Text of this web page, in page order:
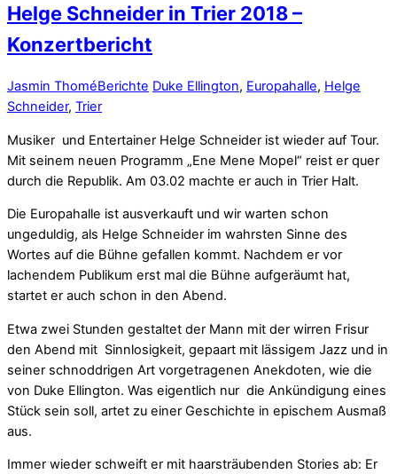
Helge Schneider in Trier 2018 –
Konzertbericht
Jasmin ThoméBerichte Duke Ellington, Europahalle, Helge
Schneider, Trier
Musiker und Entertainer Helge Schneider ist wieder auf Tour.
Mit seinem neuen Programm „Ene Mene Mopel“ reist er quer
durch die Republik. Am 03.02 machte er auch in Trier Halt.
Die Europahalle ist ausverkauft und wir warten schon
ungeduldig, als Helge Schneider im wahrsten Sinne des
Wortes auf die Bühne gefallen kommt. Nachdem er vor
lachendem Publikum erst mal die Bühne aufgeräumt hat,
startet er auch schon in den Abend.
Etwa zwei Stunden gestaltet der Mann mit der wirren Frisur
den Abend mit Sinnlosigkeit, gepaart mit lässigem Jazz und in
seiner schnoddrigen Art vorgetragenen Anekdoten, wie die
von Duke Ellington. Was eigentlich nur die Ankündigung eines
Stück sein soll, artet zu einer Geschichte in epischem Ausmaß
aus.
Immer wieder schweift er mit haarsträubenden Stories ab: Er